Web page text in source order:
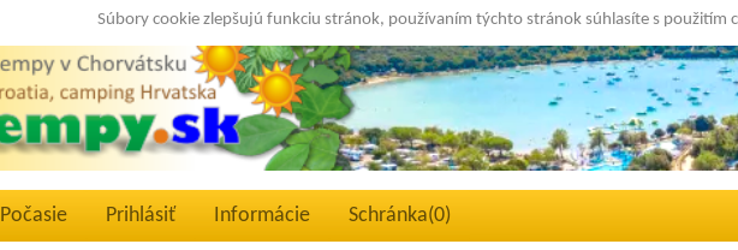
Súbory cookie zlepšujú funkciu stránok, používaním týchto stránok súhlasíte s použitím
Počasie Prihlásiť Informácie Schránka(0)